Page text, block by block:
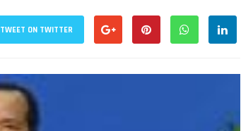
TWEET ON TWITTER